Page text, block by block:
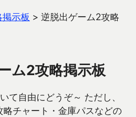
示板 > 逆脱出ゲーム2攻略
ム2攻略掲示板
て自由にどうぞ～ ただし、
略チャート・金庫パスなどの